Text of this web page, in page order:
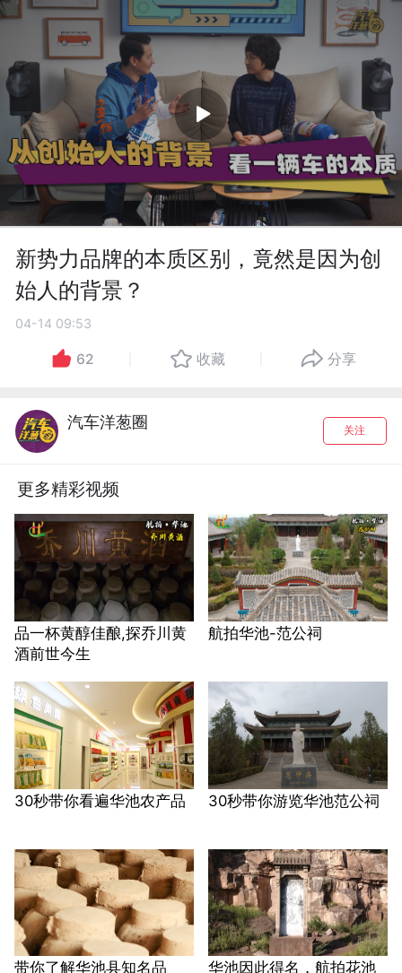
新势力品牌的本质区别，竟然是因为创
始人的背景？
04-14 09:53
62 收藏 分享
汽车洋葱圈 关注
更多精彩视频
品一杯黄醇佳酿,探乔川黄
酒前世今生
航拍华池-范公祠
30秒带你看遍华池农产品 30秒带你游览华池范公祠
带你了解华池县知名品
华池因此得名，航拍花池